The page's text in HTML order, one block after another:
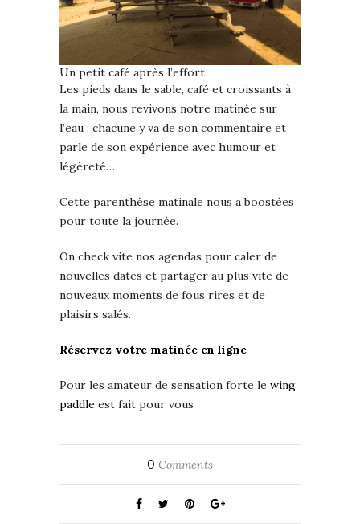
Un petit café après l’effort
Les pieds dans le sable, café et croissants à
la main, nous revivons notre matinée sur
l’eau : chacune y va de son commentaire et
parle de son expérience avec humour et
légèreté…
Cette parenthèse matinale nous a boostées
pour toute la journée.
On check vite nos agendas pour caler de
nouvelles dates et partager au plus vite de
nouveaux moments de fous rires et de
plaisirs salés.
Réservez votre matinée en ligne
Pour les amateur de sensation forte le wing
paddle est fait pour vous
0 Comments